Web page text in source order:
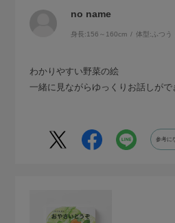
no name
身長:156～160cm 体型: ふつう
わかりやすい野菜の絵
一緒に見ながらゆっくりお話しが
参考に